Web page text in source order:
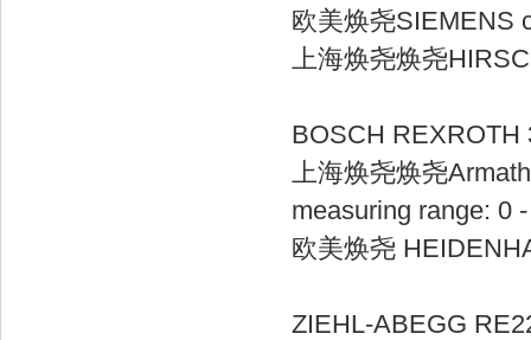
欧美焕尧
上海焕尧焕尧
BOSCH
上海焕尧焕尧
measuring
欧美焕尧
ZIEHL-